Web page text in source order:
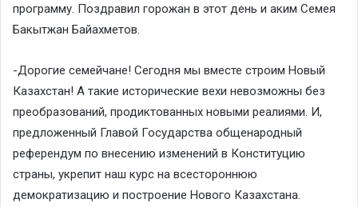
программу. Поздравил горожан в этот день и аким Семея
Бакытжан Байахметов.
-Дорогие семейчане! Сегодня мы вместе строим Новый
Казахстан! А такие исторические вехи невозможны без
преобразований, продиктованных новыми реалиями. И,
предложенный Главой Государства общенародный
референдум по внесению изменений в Конституцию
страны, укрепит наш курс на всестороннюю
демократизацию и построение Нового Казахстана.